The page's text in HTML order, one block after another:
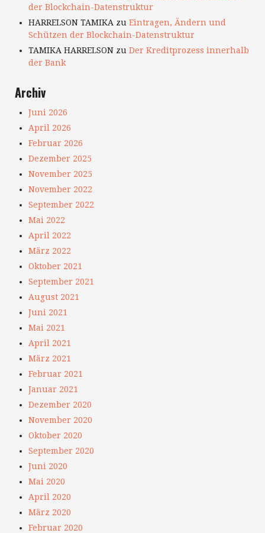
der Blockchain-Datenstruktur
HARRELSON TAMIKA zu Eintragen, Ändern und
Schützen der Blockchain-Datenstruktur
TAMIKA HARRELSONzu Der Kreditprozess innerhalb
der Bank
Archiv
Juni 2026
April 2026
Februar 2026
Dezember 2025
November 2025
November 2022
September 2022
Mai 2022
April 2022
März 2022
Oktober 2021
September 2021
August 2021
Juni 2021
Mai 2021
April 2021
März 2021
Februar 2021
Januar 2021
Dezember 2020
November 2020
Oktober 2020
September 2020
Juni 2020
Mai 2020
April 2020
März 2020
Februar 2020